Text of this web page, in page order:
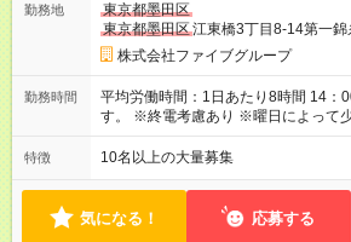
■残業手当あり ■交通費支給（上限3万
金・礼金・保証金・保険料の初期費
あり ■積立金制度 給与ならびに賞与か
シフトは22:00～翌5:00の深夜帯に入
す。 一般的な飲食業では、この深夜
して基本給に含まれることがしばしば
ら楽しい接客は出来ません。 頑張り
てしっかり還元することを大事にしています！ 【
用期間あり 試用期間の長さ：3ヶ月
と同じです。
勤務地
東京都墨田区
東京都墨田区江東橋3丁目8-14第一錦
株式会社ファイブグループ
勤務時間
平均労働時間：1日あたり8時間 14：
す。 ※終電考慮あり ※曜日によって少々時
働時間制 ■実労働時間：8時間程度 ■
間 休憩時間は勤務時間による ■月平
14：00～翌5：00の間の勤務です。
って少々時間の変動有 ■変形労働時間制 ■実労働時間：8時間程
度 ■休憩時間：1時間程度～2時間 休
特徴 10名以上の大量募集
気になる！ 応募する